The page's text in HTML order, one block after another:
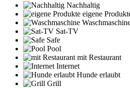
Nachhaltig
eigene
Sat-TV
Safe
Pool
mit Restaurant
Internet
Hunde erlaubt
Grill